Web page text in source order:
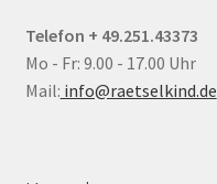
Telefon + 49.251.43373
Mo - Fr: 9.00 - 17.00 Uhr
Mail: info@raetselkind.de